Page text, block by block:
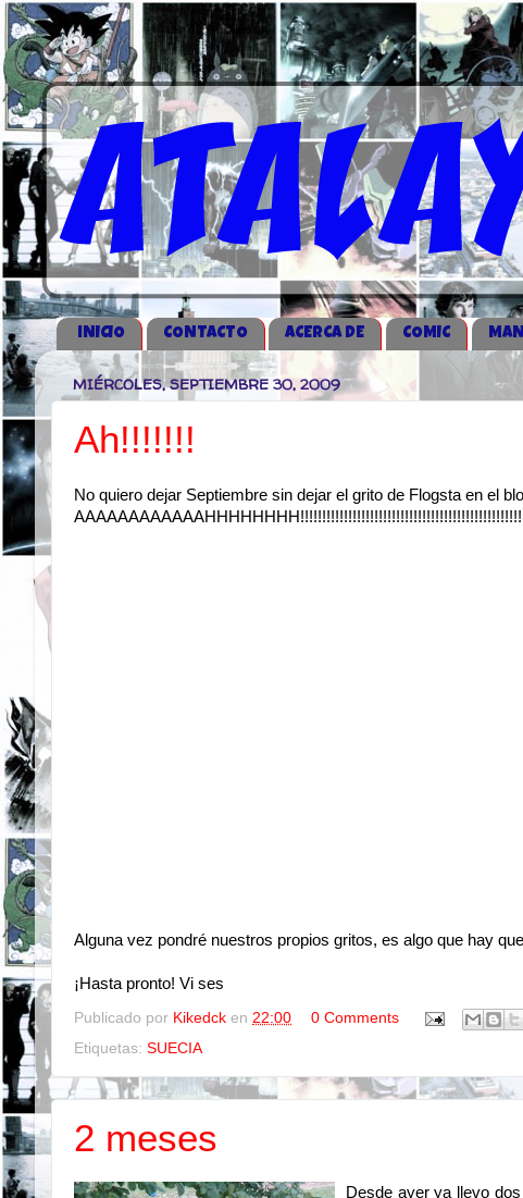
iNICIO CONTACTO ACERCA DE COMIC
MIÉRCOLES, SEPTIEMBRE 30, 2009
Ah!!!!!!!
No quiero dejar Septiembre sin dejar el grito de Flogsta en el
Alguna vez pondré nuestros propios gritos, es algo que hay
¡Hasta pronto! Vi ses
Publicado por Kikedck en 22:00
0 Comments
Etiquetas: SUECIA
2 meses
Desde ayer ya llevo